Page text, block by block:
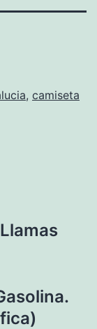
, camiseta